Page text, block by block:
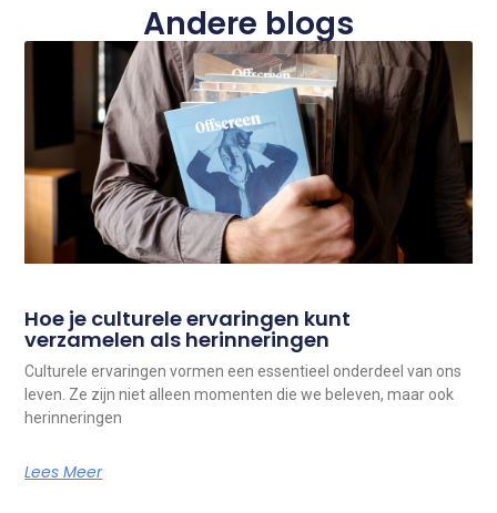
Andere blogs
Hoe je culturele ervaringen kunt
verzamelen als herinneringen
Culturele ervaringen vormen een essentieel onderdeel van ons
leven. Ze zijn niet alleen momenten die we beleven, maar ook
herinneringen
Lees Meer